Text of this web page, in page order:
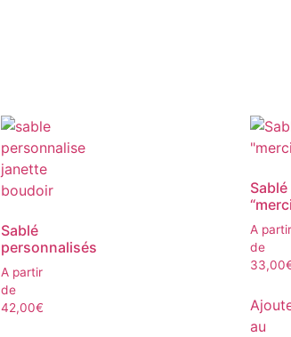
Sablé
personnalisés
A partir
de
42,00€
Sablé
A partir
de
33,00
au